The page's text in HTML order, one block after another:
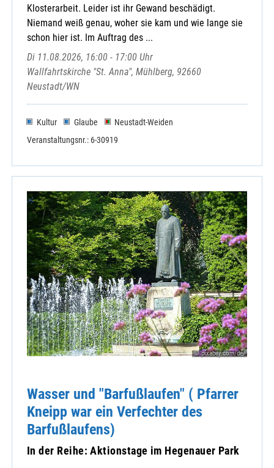
Klosterarbeit. Leider ist ihr Gewand beschädigt.
Niemand weiß genau, woher sie kam und wie lange sie
schon hier ist. Im Auftrag des ...
Di 11.08.2026, 16:00 - 17:00 Uhr
Wallfahrtskirche "St. Anna", Mühlberg, 92660
Neustadt/WN
Kultur Glaube
Neustadt-Weiden
Veranstaltungsnr.: 6-30919
© pixabay.com/de/
Wasser und "Barfußlaufen" ( Pfarrer
Kneipp war ein Verfechter des
Barfußlaufens)
In der Reihe: Aktionstage im Hegenauer Park